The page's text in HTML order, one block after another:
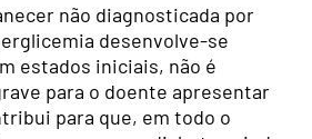
não diagnosticada por
desenvolve-se
estados iniciais, não é
para o doente apresentar
para que, em todo o